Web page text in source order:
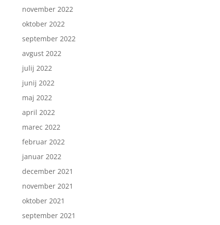
november 2022
oktober 2022
september 2022
avgust 2022
julij 2022
junij 2022
maj 2022
april 2022
marec 2022
februar 2022
januar 2022
december 2021
november 2021
oktober 2021
september 2021